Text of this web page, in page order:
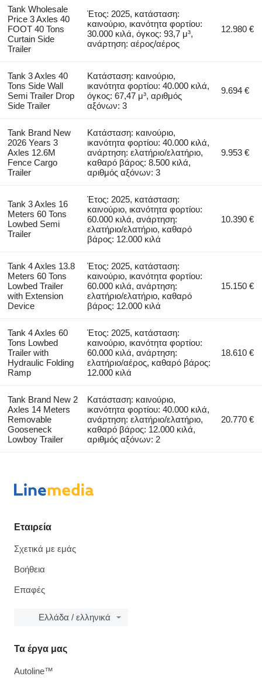
Tank Wholesale
Price 3 Axles 40
FOOT 40 Tons
Curtain Side
Trailer
Έτος: 2025, κατάσταση:
καινούριο, ικανότητα φορτίου:
30.000 κιλά, όγκος: 93,7 μ³,
ανάρτηση: αέρος/αέρος
12.980 €
Tank 3 Axles 40
Tons Side Wall
Semi Trailer Drop
Side Trailer
Κατάσταση: καινούριο,
ικανότητα φορτίου: 40.000 κιλά,
όγκος: 67,47 μ³, αριθμός
αξόνων: 3
9.694 €
Tank Brand New
2026 Years 3
Axles 12.6M
Fence Cargo
Trailer
Κατάσταση: καινούριο,
ικανότητα φορτίου: 40.000 κιλά,
ανάρτηση: ελατήριο/ελατήριο,
καθαρό βάρος: 8.500 κιλά,
αριθμός αξόνων: 3
9.953 €
Tank 3 Axles 16
Meters 60 Tons
Lowbed Semi
Trailer
Έτος: 2025, κατάσταση:
καινούριο, ικανότητα φορτίου:
60.000 κιλά, ανάρτηση:
ελατήριο/ελατήριο, καθαρό
βάρος: 12.000 κιλά
10.390 €
Tank 4 Axles 13.8
Meters 60 Tons
Lowbed Trailer
with Extension
Device
Έτος: 2025, κατάσταση:
καινούριο, ικανότητα φορτίου:
60.000 κιλά, ανάρτηση:
ελατήριο/ελατήριο, καθαρό
βάρος: 12.000 κιλά
15.150 €
Tank 4 Axles 60
Tons Lowbed
Trailer with
Hydraulic Folding
Ramp
Έτος: 2025, κατάσταση:
καινούριο, ικανότητα φορτίου:
60.000 κιλά, ανάρτηση:
ελατήριο/αέρος, καθαρό βάρος:
12.000 κιλά
18.610 €
Tank Brand New 2
Axles 14 Meters
Removable
Gooseneck
Lowboy Trailer
Κατάσταση: καινούριο,
ικανότητα φορτίου: 40.000 κιλά,
ανάρτηση: ελατήριο/ελατήριο,
καθαρό βάρος: 12.000 κιλά,
αριθμός αξόνων: 2
20.770 €
Εταιρεία
Σχετικά με εμάς
Βοήθεια
Επαφές
Ελλάδα / ελληνικά
Τα έργα μας
Autoline™